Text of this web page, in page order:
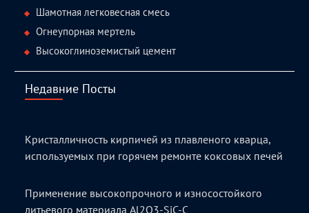
Шамотная легковесная смесь
Огнеупорная мертель
Высокоглиноземистый цемент
Недавние Посты
Кристалличность кирпичей из плавленого кварца,
используемых при горячем ремонте коксовых печей
Применение высокопрочного и износостойкого
литьевого материала Al2O3-SiC-C